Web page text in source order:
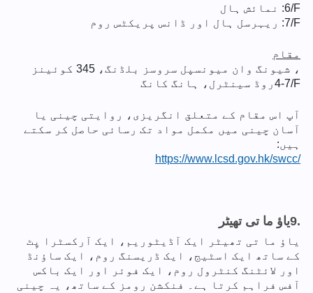
: نمائش ہال6/F
: ریہرسل ہال اور ڈانس پریکٹس روم7/F
مقام
، شیونگ وان میونسپل سروسز بلڈنگ، 345 کوئینز
روڈ سینٹرل، ہانگ کانگ4-7/F
آپ اس مقام کے متعلق انگریزی، روایتی چینی یا
آسان چینی میں مکمل مواد تک رسائی حاصل کر سکتے
ہیں:
https://www.lcsd.gov.hk/swcc/
یاؤ ما تی تھیٹر9.
یاؤ ما تی تھیٹر ایک آڈیٹوریم، ایک آرکسٹرا پِٹ
کے ساتھ ایک اسٹیج، ایک ڈریسنگ روم، ایک ساؤنڈ
اور لائٹنگ کنٹرول روم، ایک فوئر اور ایک باکس
آفس فراہم کرتا ہے۔ فنکشن رومز کے ساتھ، یہ چینی